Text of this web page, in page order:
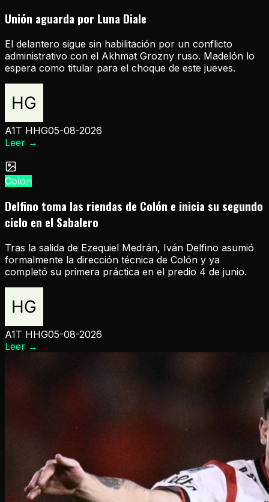
Unión aguarda por Luna Diale
El delantero sigue sin habilitación por un conflicto
administrativo con el Akhmat Grozny ruso. Madelón lo
espera como titular para el choque de este jueves.
A1T HHG05-08-2026
Leer →
Colón
Delfino toma las riendas de Colón e inicia su segundo
ciclo en el Sabalero
Tras la salida de Ezequiel Medrán, Iván Delfino asumió
formalmente la dirección técnica de Colón y ya
completó su primera práctica en el predio 4 de junio.
A1T HHG05-08-2026
Leer →